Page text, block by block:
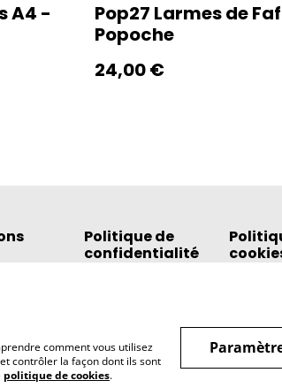
A4 -
Pop27 Larmes de
Popoche
24,00 €
Politique de
confidentialité
comment vous utilisez
contrôler la façon dont ils sont
politique de cookies.